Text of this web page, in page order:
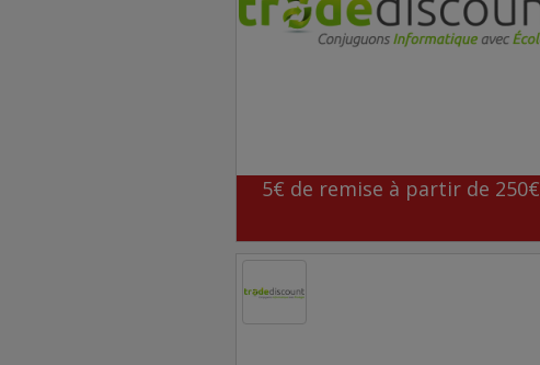
5€ de remise à partir de 250€